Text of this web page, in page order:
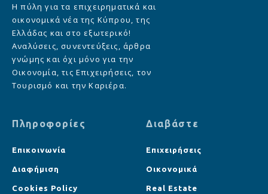
Η πύλη για τα επιχειρηματικά και
οικονομικά νέα της Κύπρου, της
Ελλάδας και στο εξωτερικό!
Αναλύσεις, συνεντεύξεις, άρθρα
γνώμης και όχι μόνο για την
Οικονομία, τις Επιχειρήσεις, τον
Τουρισμό και την Καριέρα.
Πληροφορίες
Επικοινωνία
Διαφήμιση
Cookies Policy
Διαβάστε
Επιχειρήσεις
Οικονομικά
Real Estate